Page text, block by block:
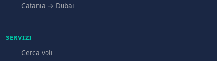
Catania → Dubai
SERVIZI
Cerca voli